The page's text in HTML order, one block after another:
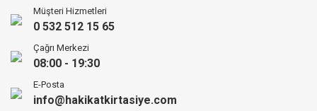
Müşteri Hizmetleri
0 532 512 15 65
Çağrı Merkezi
08:00 - 19:30
E-Posta
info@hakikatkirtasiye.com